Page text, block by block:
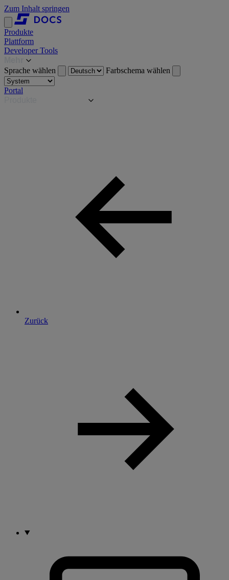
Zum Inhalt springen
Produkte
Plattform
Developer Tools
Sprache wählen
Farbschema wählen
Portal
Zurück